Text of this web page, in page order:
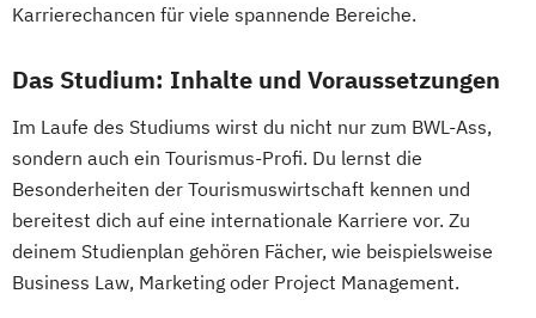
Karrierechancen für viele spannende Bereiche.
Das Studium: Inhalte und Voraussetzungen
Im Laufe des Studiums wirst du nicht nur zum BWL-Ass,
sondern auch ein Tourismus-Profi. Du lernst die
Besonderheiten der Tourismuswirtschaft kennen und
bereitest dich auf eine internationale Karriere vor. Zu
deinem Studienplan gehören Fächer, wie beispielsweise
Business Law, Marketing oder Project Management.